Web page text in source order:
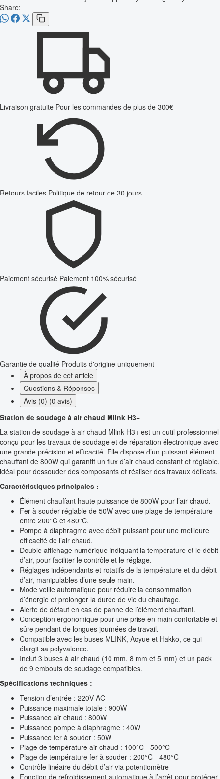
Share:
Livraison gratuite Pour les commandes de plus de 300€
Retours faciles Politique de retour de 30 jours
Paiement sécurisé Paiement 100% sécurisé
Garantie de qualité Produits d'origine uniquement
À propos de cet article
Questions & Réponses
Avis (0) (0 avis)
Station de soudage à air chaud Mlink H3+
La station de soudage à air chaud Mlink H3+ est un outil professionnel
conçu pour les travaux de soudage et de réparation électronique avec
une grande précision et efficacité. Elle dispose d’un puissant élément
chauffant de 800W qui garantit un flux d’air chaud constant et réglable,
idéal pour dessouder des composants et réaliser des travaux délicats.
Caractéristiques principales :
Élément chauffant haute puissance de 800W pour l’air chaud.
Fer à souder réglable de 50W avec une plage de température
entre 200°C et 480°C.
Pompe à diaphragme avec débit puissant pour une meilleure
efficacité de l’air chaud.
Double affichage numérique indiquant la température et le débit
d’air, pour faciliter le contrôle et le réglage.
Réglages indépendants et rotatifs de la température et du débit
d’air, manipulables d’une seule main.
Mode veille automatique pour réduire la consommation
d’énergie et prolonger la durée de vie du chauffage.
Alerte de défaut en cas de panne de l’élément chauffant.
Conception ergonomique pour une prise en main confortable et
sûre pendant de longues journées de travail.
Compatible avec les buses MLINK, Aoyue et Hakko, ce qui
élargit sa polyvalence.
Inclut 3 buses à air chaud (10 mm, 8 mm et 5 mm) et un pack
de 9 embouts de soudage compatibles.
Spécifications techniques :
Tension d’entrée : 220V AC
Puissance maximale totale : 900W
Puissance air chaud : 800W
Puissance pompe à diaphragme : 40W
Puissance fer à souder : 50W
Plage de température air chaud : 100°C - 500°C
Plage de température fer à souder : 200°C - 480°C
Contrôle linéaire du débit d’air via potentiomètre
Fonction de refroidissement automatique à l’arrêt pour protéger